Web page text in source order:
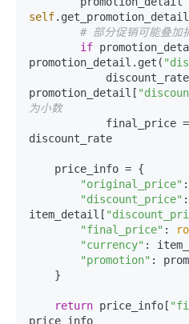
self
# 部分促销可能叠加
if
promotion_detail.get(
promotion_detail[
为小数
discount_rate
"original_price"
"discount_price" :
item_detail[
"final_price" :
"currency" :
"promotion" :
return price_info[